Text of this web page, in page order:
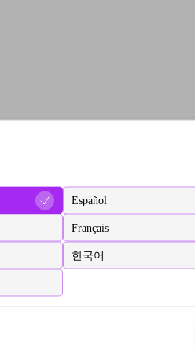
Español
Français
한국어